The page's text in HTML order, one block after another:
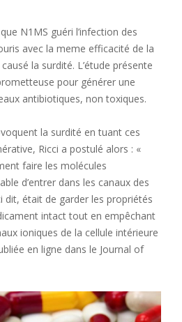
N1MS guéri l’infection des
avec la meme efficacité de la
la surdité. L’étude présente
pour générer une
antibiotiques, non toxiques.
la surdité en tuant ces
Ricci a postulé alors : «
faire les molécules
d’entrer dans les canaux des
dit, était de garder les propriétés
intact tout en empêchant
ioniques de la cellule intérieure
en ligne dans le Journal of